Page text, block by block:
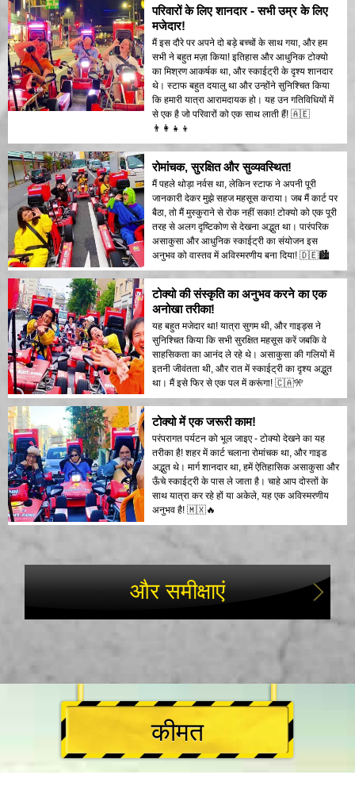
परिवारों के लिए शानदार - सभी उम्र के लिए
मजेदार!
मैं इस दौरे पर अपने दो बड़े बच्चों के साथ गया, और हम
सभी ने बहुत मज़ा किया! इतिहास और आधुनिक टोक्यो
का मिश्रण आकर्षक था, और स्काईट्री के दृश्य शानदार
थे। स्टाफ बहुत दयालु था और उन्होंने सुनिश्चित किया
कि हमारी यात्रा आरामदायक हो। यह उन गतिविधियों में
से एक है जो परिवारों को एक साथ लाती हैं! 🇦🇪
👨‍👩‍👧‍👦
रोमांचक, सुरक्षित और सुव्यवस्थित!
मैं पहले थोड़ा नर्वस था, लेकिन स्टाफ ने अपनी पूरी
जानकारी देकर मुझे सहज महसूस कराया। जब मैं कार्ट पर
बैठा, तो मैं मुस्कुराने से रोक नहीं सका! टोक्यो को एक पूरी
तरह से अलग दृष्टिकोण से देखना अद्भुत था। पारंपरिक
असाकुसा और आधुनिक स्काईट्री का संयोजन इस
अनुभव को वास्तव में अविस्मरणीय बना दिया! 🇩🇪🏙️
टोक्यो की संस्कृति का अनुभव करने का एक
अनोखा तरीका!
यह बहुत मजेदार था! यात्रा सुगम थी, और गाइड्स ने
सुनिश्चित किया कि सभी सुरक्षित महसूस करें जबकि वे
साहसिकता का आनंद ले रहे थे। असाकुसा की गलियों में
इतनी जीवंतता थी, और रात में स्काईट्री का दृश्य अद्भुत
था। मैं इसे फिर से एक पल में करूंगा! 🇨🇦🎌
टोक्यो में एक जरूरी काम!
परंपरागत पर्यटन को भूल जाइए - टोक्यो देखने का यह
तरीका है! शहर में कार्ट चलाना रोमांचक था, और गाइड
अद्भुत थे। मार्ग शानदार था, हमें ऐतिहासिक असाकुसा और
ऊँचे स्काईट्री के पास ले जाता है। चाहे आप दोस्तों के
साथ यात्रा कर रहे हों या अकेले, यह एक अविस्मरणीय
अनुभव है! 🇲🇽🔥
और समीक्षाएं
कीमत